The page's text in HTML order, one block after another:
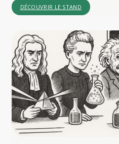
DÉCOUVRIR LE STAND